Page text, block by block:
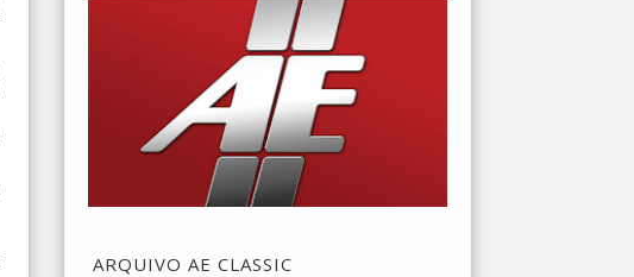
ARQUIVO AE CLASSIC